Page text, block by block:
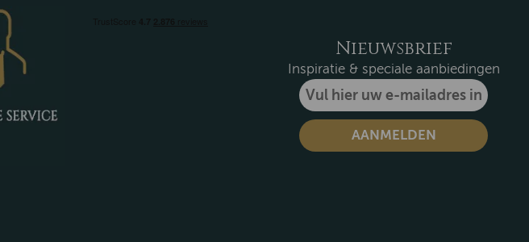
Nieuwsbrief
Inspiratie & speciale aanbiedingen